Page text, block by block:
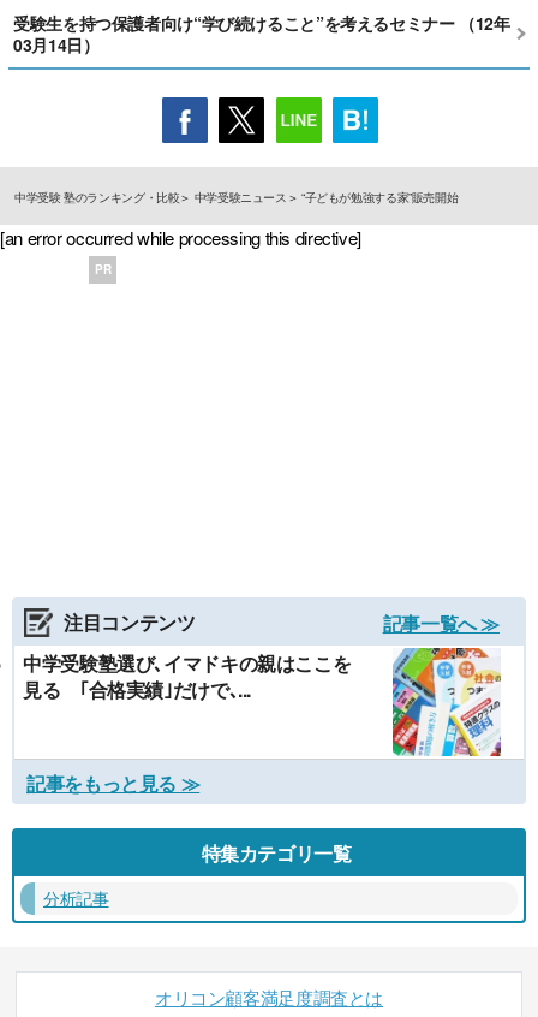
受験生を持つ保護者向け“学び続けること”を考えるセミナー （12年
03月14日）
中学受験 塾のランキング・比較 中学受験ニュース “子どもが勉強する家”販売開始
[an error occurred while processing this directive]
PR
注目コンテンツ
記事一覧へ ≫
中学受験塾選び､イマドキの親はここを
見る ｢合格実績｣だけで､...
記事をもっと見る ≫
特集カテゴリ一覧
分析記事
オリコン顧客満足度調査とは